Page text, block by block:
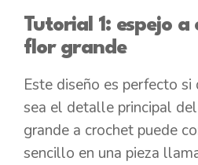
Tutorial 1: espejo a
flor grande
Este diseño es perfecto
sea el detalle principal
grande a crochet puede
sencillo en una pieza